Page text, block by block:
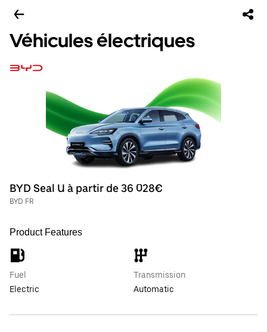
Véhicules électriques
BYD Seal U à partir de 36 028€
BYD FR
Product Features
Fuel
Electric
Transmission
Automatic